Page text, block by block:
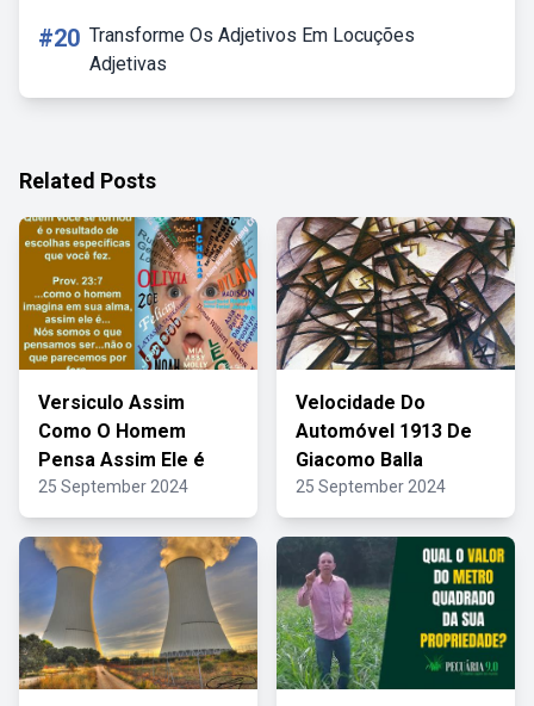
#20 Transforme Os Adjetivos Em Locuções
Adjetivas
Related Posts
Versiculo Assim
Como O Homem
Pensa Assim Ele é
25 September 2024
Velocidade Do
Automóvel 1913 De
Giacomo Balla
25 September 2024